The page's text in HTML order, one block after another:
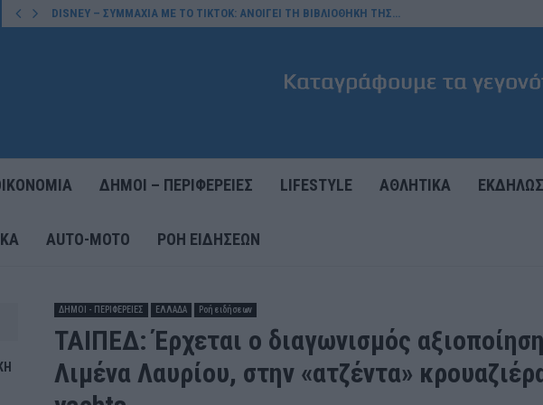
DISNEY – ΣΥΜΜΑΧΙΑ ΜΕ ΤΟ TIKTOK: ΑΝΟΙΓΕΙ ΤΗ ΒΙΒΛΙΟΘΗΚΗ ΤΗΣ…
ΔΗΜΟΙ – ΠΕΡΙΦΕΡΕΙΕΣ LIFESTYLE ΑΘΛΗΤΙΚΑ
AUTO-MOTO ΡΟΉ ΕΙΔΉΣΕΩΝ
ΔΗΜΟΙ - ΠΕΡΙΦΕΡΕΙΕΣ ΕΛΛΑΔΑ Ροή ειδήσεων
ΤΑΙΠΕΔ: Έρχεται ο διαγωνισμός
Λιμένα Λαυρίου, στην «ατζέντα»